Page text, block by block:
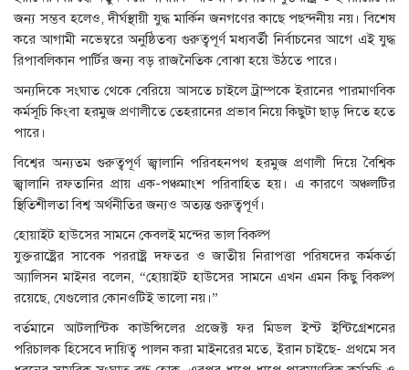
জন্য সম্ভব হলেও, দীর্ঘস্থায়ী যুদ্ধ মার্কিন জনগণের কাছে পছন্দনীয় নয়। বিশেষ
করে আগামী নভেম্বরে অনুষ্ঠিতব্য গুরুত্বপূর্ণ মধ্যবর্তী নির্বাচনের আগে এই যুদ্ধ
রিপাবলিকান পার্টির জন্য বড় রাজনৈতিক বোঝা হয়ে উঠতে পারে।
অন্যদিকে সংঘাত থেকে বেরিয়ে আসতে চাইলে ট্রাম্পকে ইরানের পারমাণবিক
কর্মসূচি কিংবা হরমুজ প্রণালীতে তেহরানের প্রভাব নিয়ে কিছুটা ছাড় দিতে হতে
পারে।
বিশ্বের অন্যতম গুরুত্বপূর্ণ জ্বালানি পরিবহনপথ হরমুজ প্রণালী দিয়ে বৈশ্বিক
জ্বালানি রফতানির প্রায় এক-পঞ্চমাংশ পরিবাহিত হয়। এ কারণে অঞ্চলটির
স্থিতিশীলতা বিশ্ব অর্থনীতির জন্যও অত্যন্ত গুরুত্বপূর্ণ।
হোয়াইট হাউসের সামনে কেবলই মন্দের ভাল বিকল্প
যুক্তরাষ্ট্রের সাবেক পররাষ্ট্র দফতর ও জাতীয় নিরাপত্তা পরিষদের কর্মকর্তা
অ্যালিসন মাইনর বলেন, “হোয়াইট হাউসের সামনে এখন এমন কিছু বিকল্প
রয়েছে, যেগুলোর কোনওটিই ভালো নয়।”
বর্তমানে আটলান্টিক কাউন্সিলের প্রজেক্ট ফর মিডল ইস্ট ইন্টিগ্রেশনের
পরিচালক হিসেবে দায়িত্ব পালন করা মাইনরের মতে, ইরান চাইছে- প্রথমে সব